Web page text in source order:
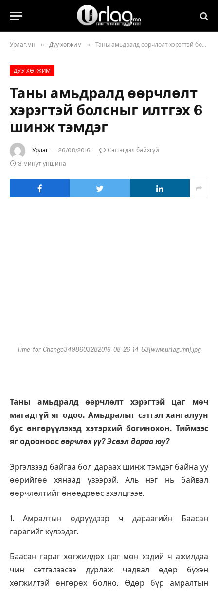
Урлаг.мн » Дуу хөгжим » ​Таны амьдралд өөрчлөлт хэрэгтэй болсныг илтгэх 6 шинж тэмдэг
ДУУ ХӨГЖИМ
​Таны амьдралд өөрчлөлт
хэрэгтэй болсныг илтгэх 6
шинж тэмдэг
Урлаг 26/08/2016
Сэтгэгдэл байхгүй
3 минут уншина
Time-for-Change3498603282016-08-26-14-53[www.urlag.mn].jpg
Таны амьдралд өөрчлөлт хэрэгтэй цаг мөч
магадгүй яг одоо. Амьдралыг сэтгэл хангалуун
бус өнгөрүүлэхэд хэтэрхий богинохон. Тиймээс
яг одооноос өөрчлөх үү? Эсвэл дараа юу?
Эргэлзээд байгаа бол дараах шинж тэмдэг байна уу
өөрийгөө хянаад үзээрэй. Аль нэг нь байвал
өөрчлөлтийг өнөөдрөөс эхэлцгээе.
1. Амралтын өдрүүдээр ч дараагийн Баасан
гарагийг хүлээдэг.
Баасан гараг хөгжилдөх цаг мөн хэдий ч ажилдаа
чин сэтгэлээсээ дурлаж чадвал өдөр бүхэн
хөгжилтэй өнгөрөх болно. Өдөр бүр амралтын